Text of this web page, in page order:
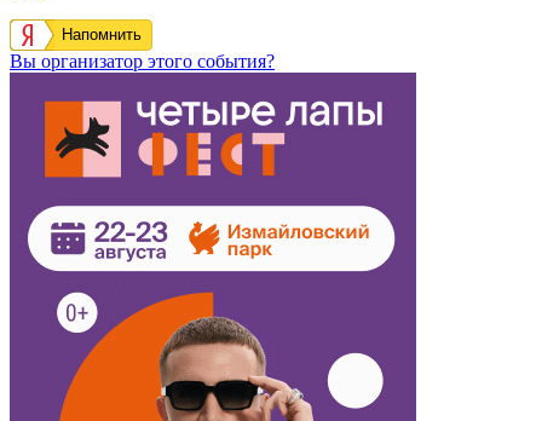
Напомнить
Вы организатор этого события?